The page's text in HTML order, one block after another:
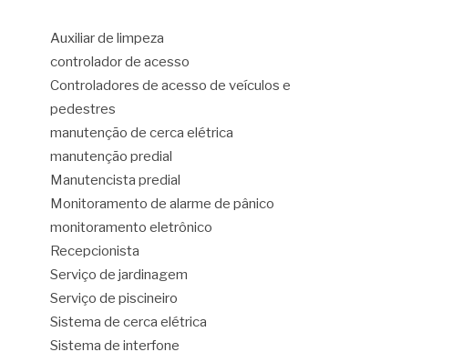
Auxiliar de limpeza
controlador de acesso
Controladores de acesso de veículos e
pedestres
manutenção de cerca elétrica
manutenção predial
Manutencista predial
Monitoramento de alarme de pânico
monitoramento eletrônico
Recepcionista
Serviço de jardinagem
Serviço de piscineiro
Sistema de cerca elétrica
Sistema de interfone